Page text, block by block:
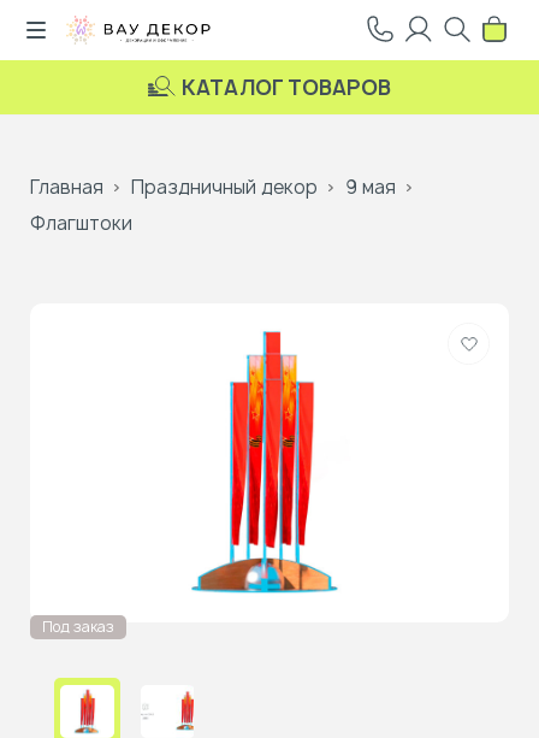
КАТАЛОГ ТОВАРОВ
Главная Праздничный декор
9 мая
Флагштоки
Под заказ